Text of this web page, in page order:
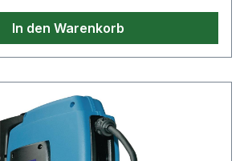
In den Warenkorb